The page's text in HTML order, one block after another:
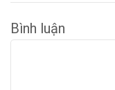
Bình luận